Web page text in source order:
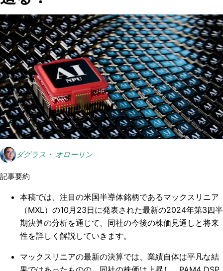
ダグラス・ オローリン
記事要約
本稿では、注目の米国半導体銘柄であるマックスリニア
（MXL）の10月23日に発表された最新の2024年第3四半
期決算の分析を通じて、同社の今後の株価見通しと将来
性を詳しく解説していきます。
マックスリニアの最新の決算では、業績自体は平凡な結